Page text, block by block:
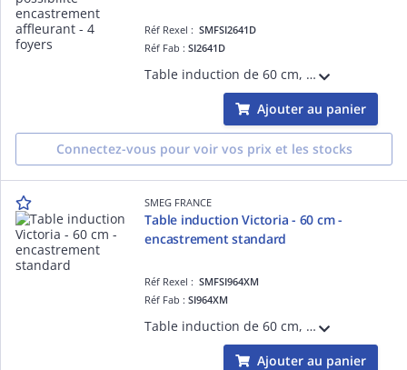
Réf Rexel :SMFSI2641D
Réf Fab :SI2641D
Table induction de 60 cm, Installation affleurante ou traditionnelle- ESTHÉTIQUE ET COMMANDES: Verre céramique Noir avec bord droit, Commandes Digi Touch (touches sensitives avec LED rouges) - FOYERS: 4 foyers induction avec booster, 2 foye
Ajouter au panier
Connectez-vous pour voir vos prix et les stocks
SMEG FRANCE
Table induction Victoria - 60 cm -
encastrement standard
Réf Rexel :SMFSI964XM
Réf Fab :SI964XM
Table induction de 60 cm, Installation traditionnelle - ESTHÉTIQUE ET COMMANDES: VICTORIA, cadre inox, Verre céramique noir, Commandes par manettes- FOYERS: 4 foyers induction avec booster, 2 foyers en booster de 3000 W et D= 21 cm, 9 nivea
Ajouter au panier